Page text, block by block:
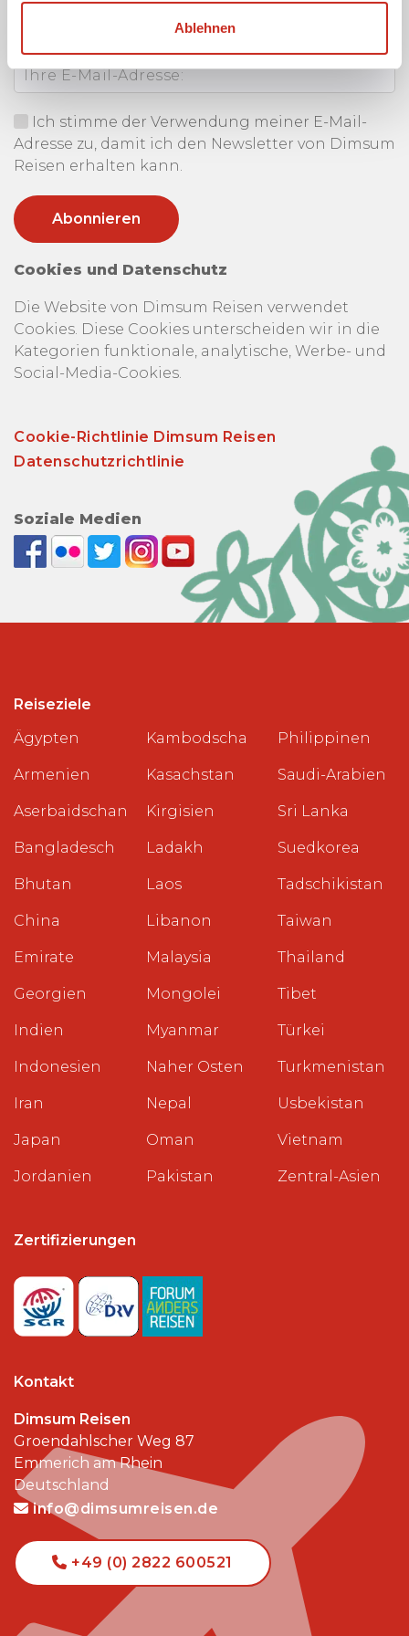
Ablehnen
Ich stimme der Verwendung meiner E-Mail-
Adresse zu, damit ich den Newsletter von Dimsum
Reisen erhalten kann.
Cookies und Datenschutz
Die Website von Dimsum Reisen verwendet
Cookies. Diese Cookies unterscheiden wir in die
Kategorien funktionale, analytische, Werbe- und
Social-Media-Cookies.
Cookie-Richtlinie Dimsum Reisen
Datenschutzrichtlinie
Soziale Medien
Reiseziele
Ägypten
Armenien
Aserbaidschan
Bangladesch
Bhutan
China
Emirate
Georgien
Indien
Indonesien
Iran
Japan
Jordanien
Kambodscha
Kasachstan
Kirgisien
Ladakh
Laos
Libanon
Malaysia
Mongolei
Myanmar
Naher Osten
Nepal
Oman
Pakistan
Philippinen
Saudi-Arabien
Sri Lanka
Suedkorea
Tadschikistan
Taiwan
Thailand
Tibet
Türkei
Turkmenistan
Usbekistan
Vietnam
Zentral-Asien
Zertifizierungen
Kontakt
Dimsum Reisen
Groendahlscher Weg 87
Emmerich am Rhein
Deutschland
info@dimsumreisen.de
+49 (0) 2822 600521